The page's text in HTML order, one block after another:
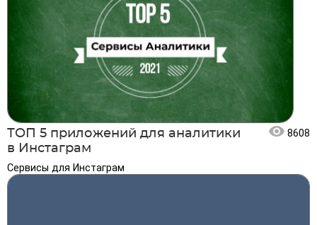
ТОП 5 приложений для аналитики
в Инстаграм
8608
Сервисы для Инстаграм